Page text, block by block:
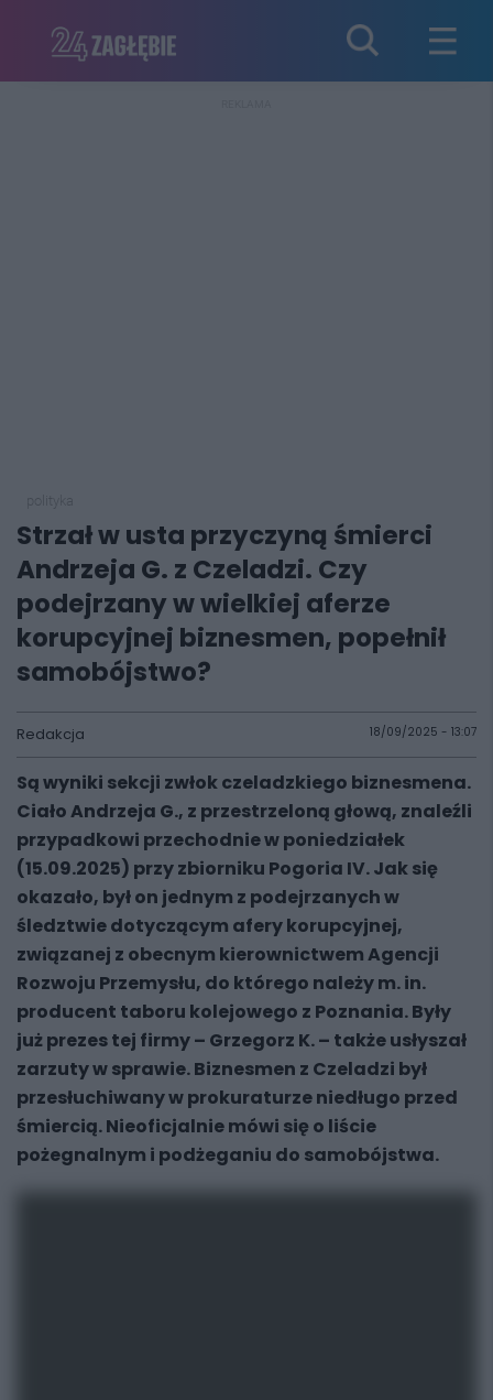
Strzał w usta przyczyną śmierci
Andrzeja G. z Czeladzi. Czy
podejrzany w wielkiej aferze
korupcyjnej biznesmen, popełnił
samobójstwo?
Redakcja 18/09/2025 - 13:07
Są wyniki sekcji zwłok czeladzkiego biznesmena.
Ciało Andrzeja G., z przestrzeloną głową, znaleźli
przypadkowi przechodnie w poniedziałek
(15.09.2025) przy zbiorniku Pogoria IV. Jak się
okazało, był on jednym z podejrzanych w
śledztwie dotyczącym afery korupcyjnej,
związanej z obecnym kierownictwem Agencji
Rozwoju Przemysłu, do którego należy m. in.
producent taboru kolejowego z Poznania. Były
już prezes tej firmy – Grzegorz K. – także usłyszał
zarzuty w sprawie. Biznesmen z Czeladzi był
przesłuchiwany w prokuraturze niedługo przed
śmiercią. Nieoficjalnie mówi się o liście
pożegnalnym i podżeganiu do samobójstwa.